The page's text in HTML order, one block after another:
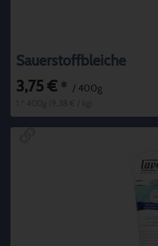
Sauerstoffbleiche
3,75 € * / 400g